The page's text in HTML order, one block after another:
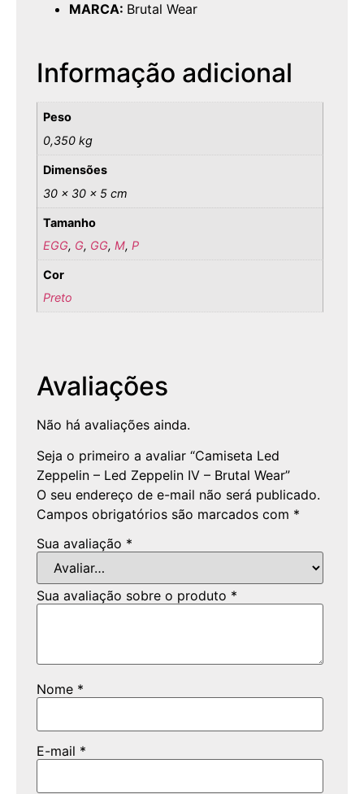
MARCA: Brutal Wear
Informação adicional
Peso
0,350 kg
Dimensões
30 × 30 × 5 cm
Tamanho
EGG, G, GG,M,P
Cor
Preto
Avaliações
Não há avaliações ainda.
Seja o primeiro a avaliar “Camiseta Led
Zeppelin – Led Zeppelin IV – Brutal Wear”
O seu endereço de e-mail não será publicado.
Campos obrigatórios são marcados com *
Sua avaliação *
Sua avaliação sobre o produto *
Nome *
E-mail *